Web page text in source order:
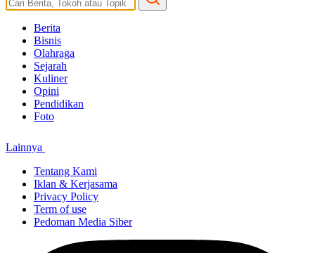
Berita
Bisnis
Olahraga
Sejarah
Kuliner
Opini
Pendidikan
Foto
Lainnya
Tentang Kami
Iklan & Kerjasama
Privacy Policy
Term of use
Pedoman Media Siber